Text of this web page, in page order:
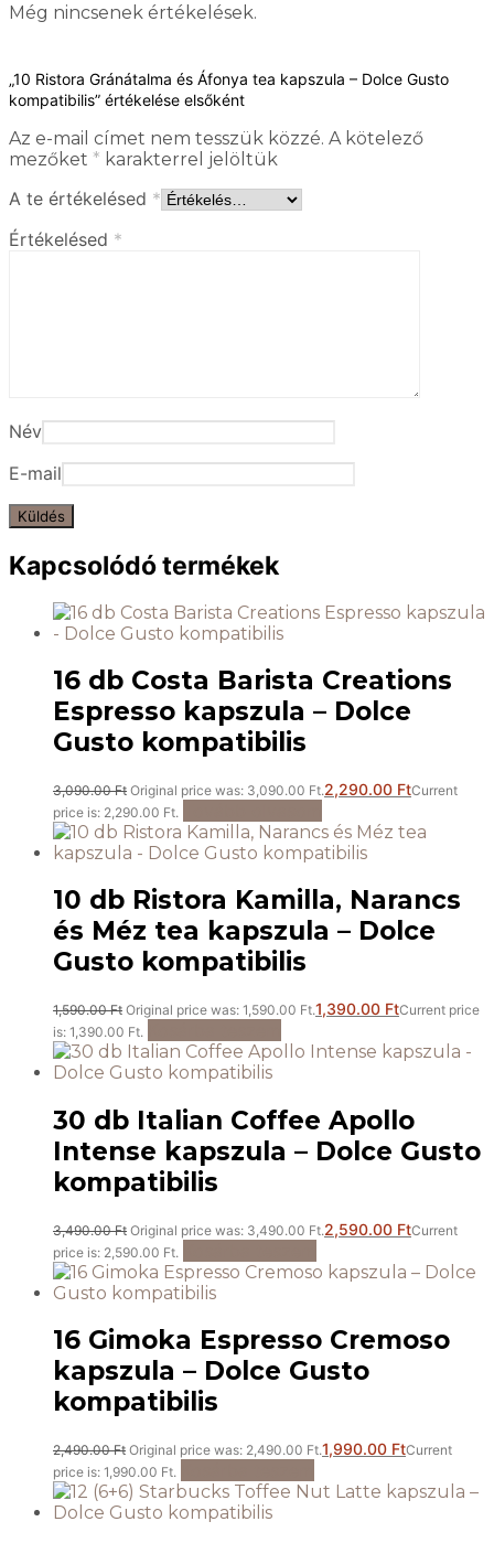
Még nincsenek értékelések.
„10 Ristora Gránátalma és Áfonya tea kapszula – Dolce Gusto
kompatibilis” értékelése elsőként
Az e-mail címet nem tesszük közzé. A kötelező
mezőket * karakterrel jelöltük
A te értékelésed *
Értékelésed *
Név
E-mail
Kapcsolódó termékek
16 db Costa Barista Creations
Espresso kapszula – Dolce
Gusto kompatibilis
3,090.00Ft Original price was: 3,090.00 Ft.2,290.00 FtCurrent
price is: 2,290.00 Ft.
10 db Ristora Kamilla, Narancs
és Méz tea kapszula – Dolce
Gusto kompatibilis
1,590.00Ft Original price was: 1,590.00 Ft.1,390.00 FtCurrent price
is: 1,390.00 Ft.
30 db Italian Coffee Apollo
Intense kapszula – Dolce Gusto
kompatibilis
3,490.00Ft Original price was: 3,490.00 Ft.2,590.00 FtCurrent
price is: 2,590.00 Ft.
16 Gimoka Espresso Cremoso
kapszula – Dolce Gusto
kompatibilis
2,490.00Ft Original price was: 2,490.00 Ft.1,990.00 FtCurrent
price is: 1,990.00 Ft.